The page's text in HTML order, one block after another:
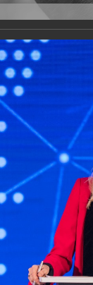
Задать вопрос
Базы данных